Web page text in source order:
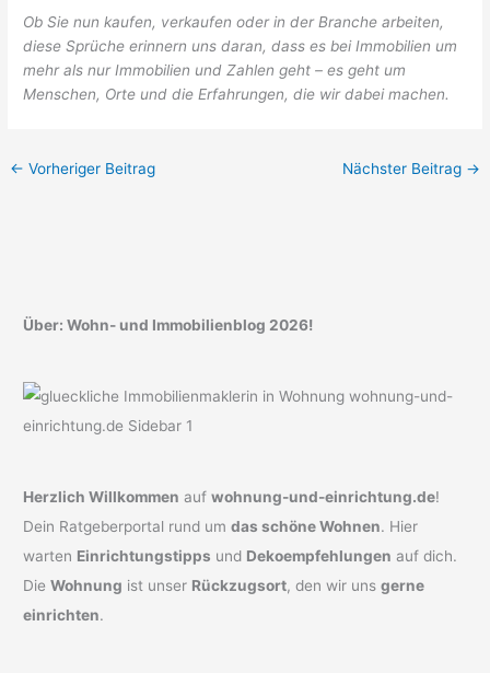
Ob Sie nun kaufen, verkaufen oder in der Branche arbeiten,
diese Sprüche erinnern uns daran, dass es bei Immobilien um
mehr als nur Immobilien und Zahlen geht – es geht um
Menschen, Orte und die Erfahrungen, die wir dabei machen.
← Vorheriger Beitrag Nächster Beitrag →
Über: Wohn- und Immobilienblog 2026!
Herzlich Willkommen aufwohnung-und-einrichtung.de!
Dein Ratgeberportal rund umdas schöne Wohnen. Hier
warten Einrichtungstipps und Dekoempfehlungen auf dich.
DieWohnung ist unser Rückzugsort, den wir unsgerne
einrichten.